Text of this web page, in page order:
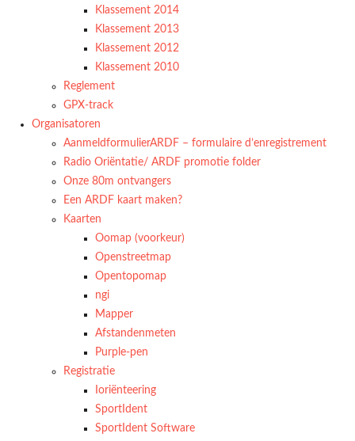
Klassement 2014
Klassement 2013
Klassement 2012
Klassement 2010
Reglement
GPX-track
Organisatoren
AanmeldformulierARDF – formulaire d’enregistrement
Radio Oriëntatie/ ARDF promotie folder
Onze 80m ontvangers
Een ARDF kaart maken?
Kaarten
Oomap (voorkeur)
Openstreetmap
Opentopomap
ngi
Mapper
Afstandenmeten
Purple-pen
Registratie
Ioriënteering
SportIdent
SportIdent Software